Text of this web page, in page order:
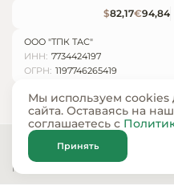
$82,17€94,84
ООО "ТПК ТАС"
ИНН: 7734424197
ОГРН: 1197746265419
© ООО «ТПК ТАС» 2024 — 2026
Карта сайта
Политика конфиденциальности
Мы используем
сайта. Оставаясь на
соглашаетесь с
Принять